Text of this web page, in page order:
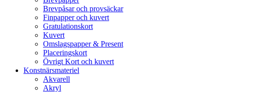
Brevpåsar och provsäckar
Finpapper och kuvert
Gratulationskort
Kuvert
Omslagspapper & Present
Placeringskort
Övrigt Kort och kuvert
Konstnärsmateriel
Akvarell
Akryl